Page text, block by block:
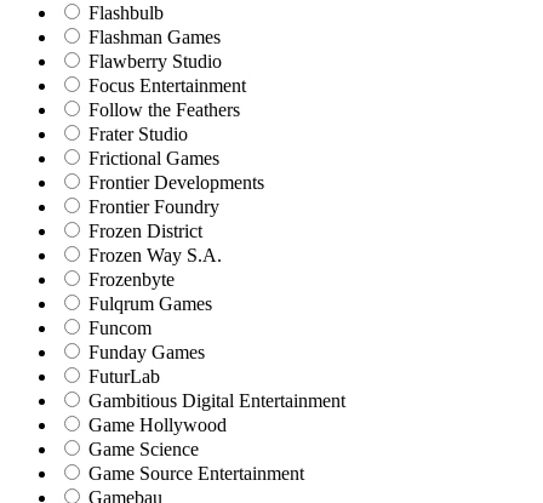
Flashbulb
Flashman Games
Flawberry Studio
Focus Entertainment
Follow the Feathers
Frater Studio
Frictional Games
Frontier Developments
Frontier Foundry
Frozen District
Frozen Way S.A.
Frozenbyte
Fulqrum Games
Funcom
Funday Games
FuturLab
Gambitious Digital Entertainment
Game Hollywood
Game Science
Game Source Entertainment
Gamebau